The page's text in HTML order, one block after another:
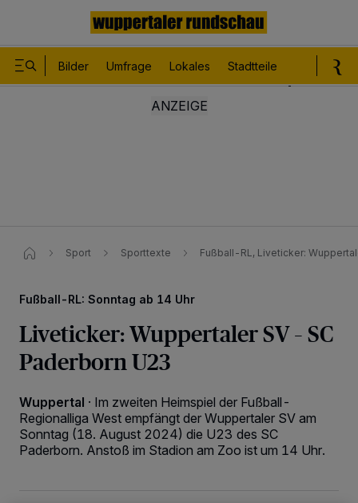
Bilder Umfrage Lokales Stadtteile
Sport Sporttexte Fußball-RL, Liveticker:
Fußball-RL: Sonntag ab 14 Uhr
Liveticker: Wuppertaler SV – SC
Paderborn U23
Wuppertal · Im zweiten Heimspiel der Fußball-
Regionalliga West empfängt der Wuppertaler SV am
Sonntag (18. August 2024) die U23 des SC
Paderborn. Anstoß im Stadion am Zoo ist um 14 Uhr.